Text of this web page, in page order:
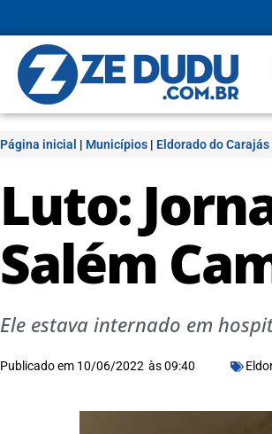
Página inicial | Municípios | Eldorado do Carajás
Luto:
Salém
Ele estava internado em
Publicado em 10/06/2022 às09:40